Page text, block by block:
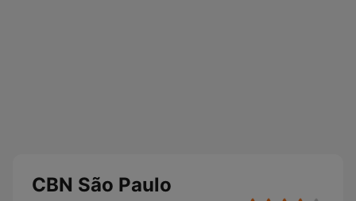
CBN São Paulo